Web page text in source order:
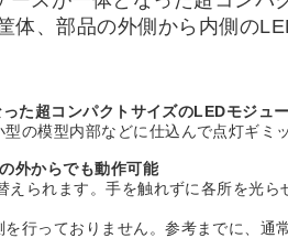
、部品の外側から内側の
た超コンパクトサイズのLEDモジュ
の模型内部などに仕込んで点灯ギミ
外からでも動作可能
られます。手を触れずに各所を光
行っておりません。参考までに、